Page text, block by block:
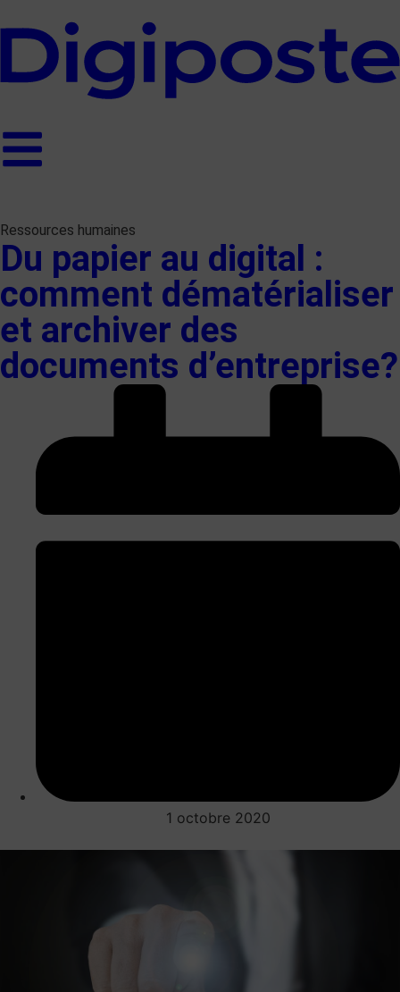
Ressources humaines
Du papier au digital :
comment dématérialiser
et archiver des
documents d’entreprise?
1 octobre 2020